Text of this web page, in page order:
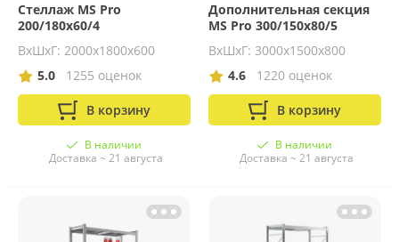
Стеллаж MS Pro
200/180x60/4
ВхШхГ: 2000х1800х600
5.0
1255 оценок
В корзину
В наличии
Доставка ~ 21 августа
Дополнительная секция
MS Pro 300/150x80/5
ВхШхГ: 3000х1500х800
4.6
1220 оценок
В корзину
В наличии
Доставка ~ 21 августа